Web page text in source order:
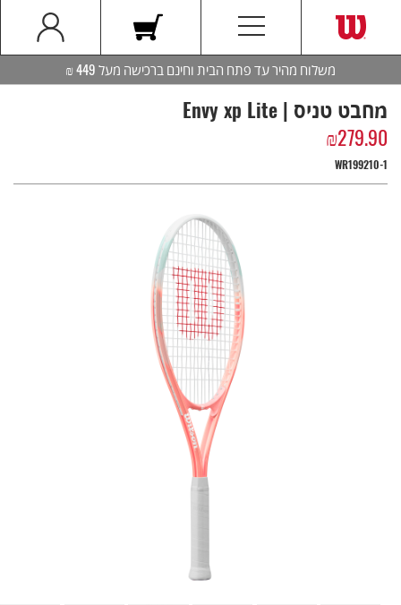
משלוח מהיר עד פתח הבית וחינם ברכישה מעל 449 ₪
מחבט טניס | Envy xp Lite
₪279.90
WR199210-1